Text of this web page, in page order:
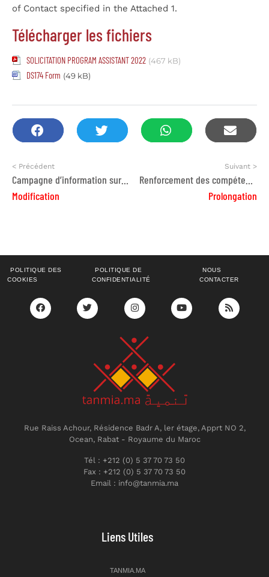
of Contact specified in the Attached 1.
Télécharger les fichiers
SOLICITATION PROGRAM ASSISTANT 2022 (467 kB)
DS174 Form (49 kB)
< Précédent
Campagne d’information sur le microcrédit flexible en milieu rural
Modification
Suivant >
Prolongation
POLITIQUE DES
COOKIES
POLITIQUE DE
CONFIDENTIALITÉ
NOUS
CONTACTER
Rue Raiss Achour, Résidence Badr A, ler étage, Apprt NO 2,
Ocean, Rabat - Royaume du Maroc
Tél : +212 (0) 5 37 70 73 50
Fax : +212 (0) 5 37 70 73 50
Email : info@tanmia.ma
Liens Utiles
TANMIA.MA